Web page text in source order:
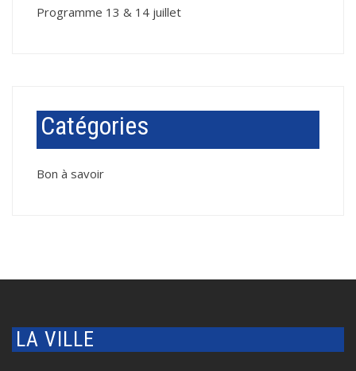
Programme 13 & 14 juillet
Catégories
Bon à savoir
LA VILLE